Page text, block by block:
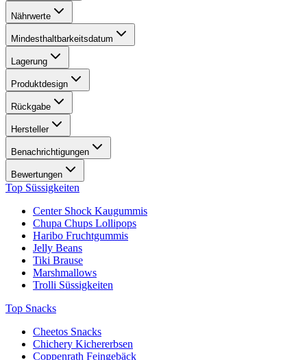
Nährwerte
Mindesthaltbarkeitsdatum
Lagerung
Produktdesign
Rückgabe
Hersteller
Benachrichtigungen
Bewertungen
Top Süssigkeiten
Center Shock Kaugummis
Chupa Chups Lollipops
Haribo Fruchtgummis
Jelly Beans
Tiki Brause
Marshmallows
Trolli Süssigkeiten
Top Snacks
Cheetos Snacks
Chichery Kichererbsen
Coppenrath Feingebäck